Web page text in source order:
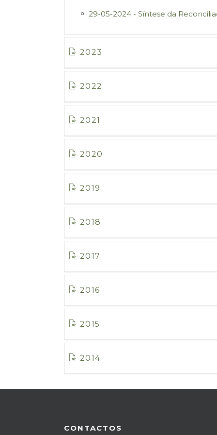
29-05-2024 - Síntese da
2023
2022
2021
2020
2019
2018
2017
2016
2015
2014
CONTACTOS